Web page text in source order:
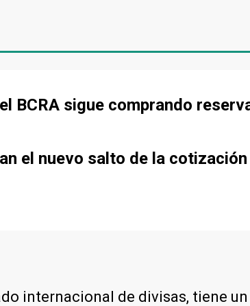
BCRA sigue comprando
el nuevo salto de la cotización
internacional de divisas, tiene